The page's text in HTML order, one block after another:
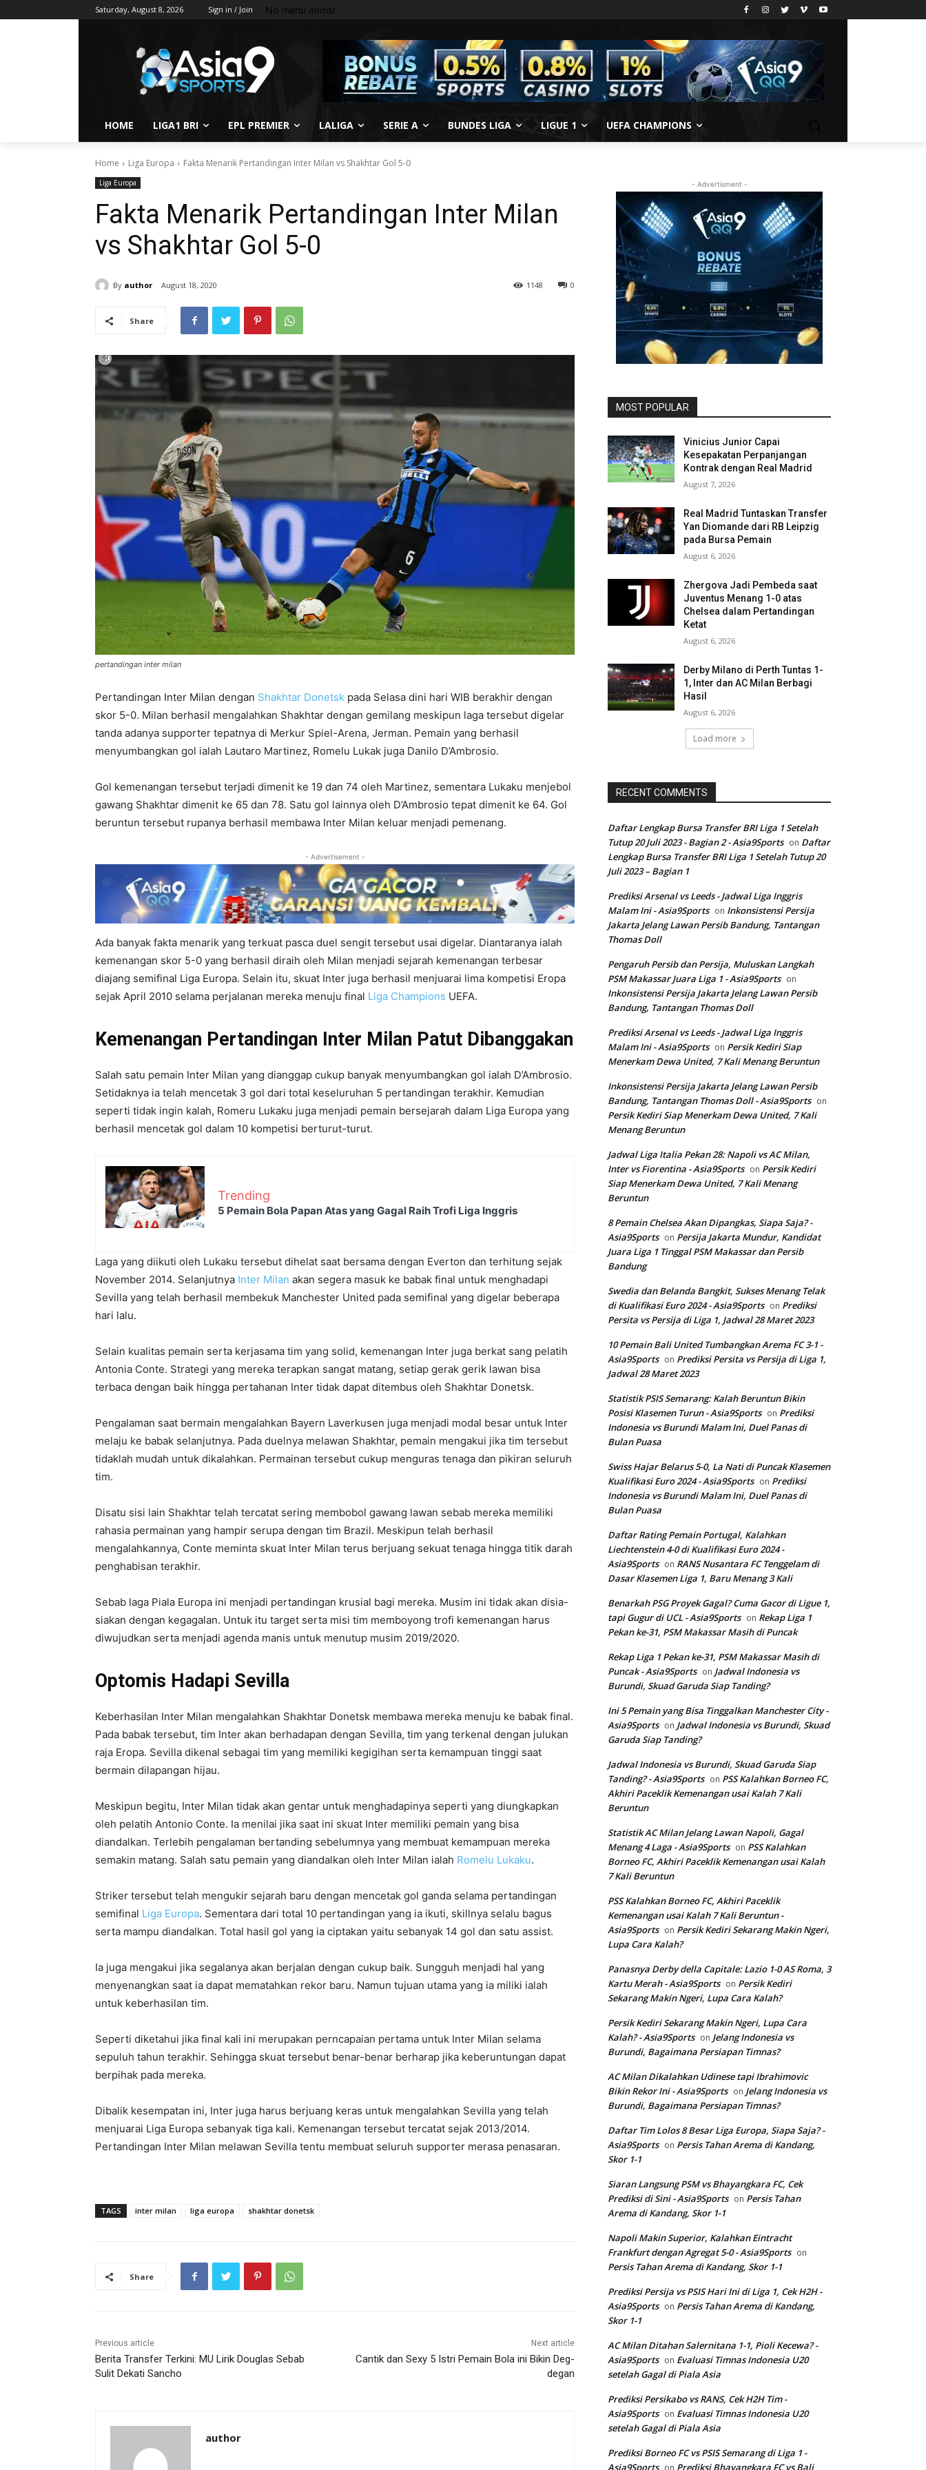
Saturday, August 8, 2026 Sign in / Join No menu items!
HOME LIGA1 BRI EPL PREMIER LALIGA SERIE A BUNDES LIGA LIGUE 1 UEFA CHAMPIONS
Home Liga Europa Fakta Menarik Pertandingan Inter Milan vs Shakhtar Gol 5-0
Liga Europa
Fakta Menarik Pertandingan Inter Milan
vs Shakhtar Gol 5-0
By author August 18, 2020 0
1148
Share
pertandingan inter milan
Pertandingan Inter Milan dengan Shakhtar Donetsk pada Selasa dini hari WIB berakhir dengan
skor 5-0. Milan berhasil mengalahkan Shakhtar dengan gemilang meskipun laga tersebut digelar
tanda adanya supporter tepatnya di Merkur Spiel-Arena, Jerman. Pemain yang berhasil
menyumbangkan gol ialah Lautaro Martinez, Romelu Lukak juga Danilo D’Ambrosio.
Gol kemenangan tersebut terjadi dimenit ke 19 dan 74 oleh Martinez, sementara Lukaku menjebol
gawang Shakhtar dimenit ke 65 dan 78. Satu gol lainnya oleh D’Ambrosio tepat dimenit ke 64. Gol
beruntun tersebut rupanya berhasil membawa Inter Milan keluar menjadi pemenang.
- Advertisement -
Ada banyak fakta menarik yang terkuat pasca duel sengit tersebut usai digelar. Diantaranya ialah
kemenangan skor 5-0 yang berhasil diraih oleh Milan menjadi sejarah kemenangan terbesar
diajang semifinal Liga Europa. Selain itu, skuat Inter juga berhasil menjuarai lima kompetisi Eropa
sejak April 2010 selama perjalanan mereka menuju final Liga Champions UEFA.
Kemenangan Pertandingan Inter Milan Patut Dibanggakan
Salah satu pemain Inter Milan yang dianggap cukup banyak menyumbangkan gol ialah D’Ambrosio.
Setidaknya ia telah mencetak 3 gol dari total keseluruhan 5 pertandingan terakhir. Kemudian
seperti tidak ingin kalah, Romeru Lukaku juga menjadi pemain bersejarah dalam Liga Europa yang
berhasil mencetak gol dalam 10 kompetisi berturut-turut.
Trending
5 Pemain Bola Papan Atas yang Gagal Raih Trofi Liga Inggris
Laga yang diikuti oleh Lukaku tersebut dihelat saat bersama dengan Everton dan terhitung sejak
November 2014. Selanjutnya Inter Milan akan segera masuk ke babak final untuk menghadapi
Sevilla yang telah berhasil membekuk Manchester United pada semifinal yang digelar beberapa
hari lalu.
Selain kualitas pemain serta kerjasama tim yang solid, kemenangan Inter juga berkat sang pelatih
Antonia Conte. Strategi yang mereka terapkan sangat matang, setiap gerak gerik lawan bisa
terbaca dengan baik hingga pertahanan Inter tidak dapat ditembus oleh Shakhtar Donetsk.
Pengalaman saat bermain mengalahkan Bayern Laverkusen juga menjadi modal besar untuk Inter
melaju ke babak selanjutnya. Pada duelnya melawan Shakhtar, pemain mengakui jika tim tersebut
tidaklah mudah untuk dikalahkan. Permainan tersebut cukup menguras tenaga dan pikiran seluruh
tim.
Disatu sisi lain Shakhtar telah tercatat sering membobol gawang lawan sebab mereka memiliki
rahasia permainan yang hampir serupa dengan tim Brazil. Meskipun telah berhasil
mengalahkannya, Conte meminta skuat Inter Milan terus berjuang sekuat tenaga hingga titik darah
penghabisan terakhir.
Sebab laga Piala Europa ini menjadi pertandingan krusial bagi mereka. Musim ini tidak akan disia-
siakan dengan kegagalan. Untuk itu target serta misi tim memboyong trofi kemenangan harus
diwujudkan serta menjadi agenda manis untuk menutup musim 2019/2020.
Optomis Hadapi Sevilla
Keberhasilan Inter Milan mengalahkan Shakhtar Donetsk membawa mereka menuju ke babak final.
Pada babak tersebut, tim Inter akan berhadapan dengan Sevilla, tim yang terkenal dengan julukan
raja Eropa. Sevilla dikenal sebagai tim yang memiliki kegigihan serta kemampuan tinggi saat
bermain dilapangan hijau.
Meskipun begitu, Inter Milan tidak akan gentar untuk menghadapinya seperti yang diungkapkan
oleh pelatih Antonio Conte. Ia menilai jika saat ini skuat Inter memiliki pemain yang bisa
diandalkan. Terlebih pengalaman bertanding sebelumnya yang membuat kemampuan mereka
semakin matang. Salah satu pemain yang diandalkan oleh Inter Milan ialah Romelu Lukaku.
Striker tersebut telah mengukir sejarah baru dengan mencetak gol ganda selama pertandingan
semifinal Liga Europa. Sementara dari total 10 pertandingan yang ia ikuti, skillnya selalu bagus
serta mampu diandalkan. Total hasil gol yang ia ciptakan yaitu sebanyak 14 gol dan satu assist.
Ia juga mengakui jika segalanya akan berjalan dengan cukup baik. Sungguh menjadi hal yang
menyenangkan saat ia dapat mematahkan rekor baru. Namun tujuan utama yang ia miliki ialah
untuk keberhasilan tim.
Seperti diketahui jika final kali ini merupakan perncapaian pertama untuk Inter Milan selama
sepuluh tahun terakhir. Sehingga skuat tersebut benar-benar berharap jika keberuntungan dapat
berpihak pada mereka.
Dibalik kesempatan ini, Inter juga harus berjuang keras untuk mengalahkan Sevilla yang telah
menjuarai Liga Europa sebanyak tiga kali. Kemenangan tersebut tercatat sejak 2013/2014.
Pertandingan Inter Milan melawan Sevilla tentu membuat seluruh supporter merasa penasaran.
TAGS inter milan liga europa shakhtar donetsk
Share
Previous article
Berita Transfer Terkini: MU Lirik Douglas Sebab
Sulit Dekati Sancho
Next article
Cantik dan Sexy 5 Istri Pemain Bola ini Bikin Deg-
degan
author
- Advertisment -
MOST POPULAR
Vinicius Junior Capai
Kesepakatan Perpanjangan
Kontrak dengan Real Madrid
August 7, 2026
Real Madrid Tuntaskan Transfer
Yan Diomande dari RB Leipzig
pada Bursa Pemain
August 6, 2026
Zhergova Jadi Pembeda saat
Juventus Menang 1-0 atas
Chelsea dalam Pertandingan
Ketat
August 6, 2026
Derby Milano di Perth Tuntas 1-
1, Inter dan AC Milan Berbagi
Hasil
August 6, 2026
Load more
RECENT COMMENTS
Daftar Lengkap Bursa Transfer BRI Liga 1 Setelah
Tutup 20 Juli 2023 - Bagian 2 - Asia9Sports on Daftar
Lengkap Bursa Transfer BRI Liga 1 Setelah Tutup 20
Juli 2023 – Bagian 1
Prediksi Arsenal vs Leeds - Jadwal Liga Inggris
Malam Ini - Asia9Sports on Inkonsistensi Persija
Jakarta Jelang Lawan Persib Bandung, Tantangan
Thomas Doll
Pengaruh Persib dan Persija, Muluskan Langkah
PSM Makassar Juara Liga 1 - Asia9Sports on
Inkonsistensi Persija Jakarta Jelang Lawan Persib
Bandung, Tantangan Thomas Doll
Prediksi Arsenal vs Leeds - Jadwal Liga Inggris
Malam Ini - Asia9Sports on Persik Kediri Siap
Menerkam Dewa United, 7 Kali Menang Beruntun
Inkonsistensi Persija Jakarta Jelang Lawan Persib
Bandung, Tantangan Thomas Doll - Asia9Sports on
Persik Kediri Siap Menerkam Dewa United, 7 Kali
Menang Beruntun
Jadwal Liga Italia Pekan 28: Napoli vs AC Milan,
Inter vs Fiorentina - Asia9Sports on Persik Kediri
Siap Menerkam Dewa United, 7 Kali Menang
Beruntun
8 Pemain Chelsea Akan Dipangkas, Siapa Saja? -
Asia9Sports on Persija Jakarta Mundur, Kandidat
Juara Liga 1 Tinggal PSM Makassar dan Persib
Bandung
Swedia dan Belanda Bangkit, Sukses Menang Telak
di Kualifikasi Euro 2024 - Asia9Sports on Prediksi
Persita vs Persija di Liga 1, Jadwal 28 Maret 2023
10 Pemain Bali United Tumbangkan Arema FC 3-1 -
Asia9Sports on Prediksi Persita vs Persija di Liga 1,
Jadwal 28 Maret 2023
Statistik PSIS Semarang: Kalah Beruntun Bikin
Posisi Klasemen Turun - Asia9Sports on Prediksi
Indonesia vs Burundi Malam Ini, Duel Panas di
Bulan Puasa
Swiss Hajar Belarus 5-0, La Nati di Puncak Klasemen
Kualifikasi Euro 2024 - Asia9Sports on Prediksi
Indonesia vs Burundi Malam Ini, Duel Panas di
Bulan Puasa
Daftar Rating Pemain Portugal, Kalahkan
Liechtenstein 4-0 di Kualifikasi Euro 2024 -
Asia9Sports on RANS Nusantara FC Tenggelam di
Dasar Klasemen Liga 1, Baru Menang 3 Kali
Benarkah PSG Proyek Gagal? Cuma Gacor di Ligue 1,
tapi Gugur di UCL - Asia9Sports on Rekap Liga 1
Pekan ke-31, PSM Makassar Masih di Puncak
Rekap Liga 1 Pekan ke-31, PSM Makassar Masih di
Puncak - Asia9Sports on Jadwal Indonesia vs
Burundi, Skuad Garuda Siap Tanding?
Ini 5 Pemain yang Bisa Tinggalkan Manchester City -
Asia9Sports on Jadwal Indonesia vs Burundi, Skuad
Garuda Siap Tanding?
Jadwal Indonesia vs Burundi, Skuad Garuda Siap
Tanding? - Asia9Sports on PSS Kalahkan Borneo FC,
Akhiri Paceklik Kemenangan usai Kalah 7 Kali
Beruntun
Statistik AC Milan Jelang Lawan Napoli, Gagal
Menang 4 Laga - Asia9Sports on PSS Kalahkan
Borneo FC, Akhiri Paceklik Kemenangan usai Kalah
7 Kali Beruntun
PSS Kalahkan Borneo FC, Akhiri Paceklik
Kemenangan usai Kalah 7 Kali Beruntun -
Asia9Sports on Persik Kediri Sekarang Makin Ngeri,
Lupa Cara Kalah?
Panasnya Derby della Capitale: Lazio 1-0 AS Roma, 3
Kartu Merah - Asia9Sports on Persik Kediri
Sekarang Makin Ngeri, Lupa Cara Kalah?
Persik Kediri Sekarang Makin Ngeri, Lupa Cara
Kalah? - Asia9Sports on Jelang Indonesia vs
Burundi, Bagaimana Persiapan Timnas?
AC Milan Dikalahkan Udinese tapi Ibrahimovic
Bikin Rekor Ini - Asia9Sports on Jelang Indonesia vs
Burundi, Bagaimana Persiapan Timnas?
Daftar Tim Lolos 8 Besar Liga Europa, Siapa Saja? -
Asia9Sports on Persis Tahan Arema di Kandang,
Skor 1-1
Siaran Langsung PSM vs Bhayangkara FC, Cek
Prediksi di Sini - Asia9Sports on Persis Tahan
Arema di Kandang, Skor 1-1
Napoli Makin Superior, Kalahkan Eintracht
Frankfurt dengan Agregat 5-0 - Asia9Sports on
Persis Tahan Arema di Kandang, Skor 1-1
Prediksi Persija vs PSIS Hari Ini di Liga 1, Cek H2H -
Asia9Sports on Persis Tahan Arema di Kandang,
Skor 1-1
AC Milan Ditahan Salernitana 1-1, Pioli Kecewa? -
Asia9Sports on Evaluasi Timnas Indonesia U20
setelah Gagal di Piala Asia
Prediksi Persikabo vs RANS, Cek H2H Tim -
Asia9Sports on Evaluasi Timnas Indonesia U20
setelah Gagal di Piala Asia
Prediksi Borneo FC vs PSIS Semarang di Liga 1 -
Asia9Sports on Prediksi Bhayangkara FC vs Bali